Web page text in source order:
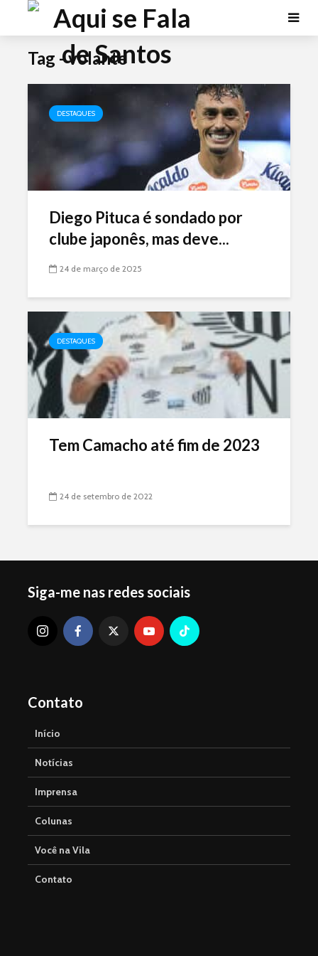
Tag - volante
DESTAQUES
Diego Pituca é sondado por
clube japonês, mas deve...
24 de março de 2025
DESTAQUES
Tem Camacho até fim de 2023
24 de setembro de 2022
Siga-me nas redes sociais
Contato
Início
Notícias
Imprensa
Colunas
Você na Vila
Contato